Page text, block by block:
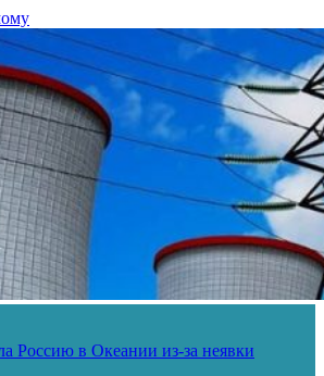
Россию в Океании из-за неявки